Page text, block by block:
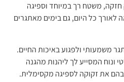
משטח רך במיוחד וספיגה
לאורך כל היום, גם בימים מאתגרים
משמעותי ולפגוע באיכות החיים.
ונוח המסייע לך ליהנות מהגנה
בהם את זקוקה לספיגה מקסימלית.